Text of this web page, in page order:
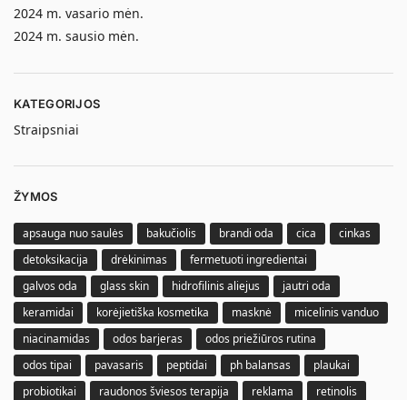
2024 m. vasario mėn.
2024 m. sausio mėn.
KATEGORIJOS
Straipsniai
ŽYMOS
apsauga nuo saulės bakučiolis brandi oda cica
cinkas
detoksikacija
drėkinimas
fermetuoti ingredientai
galvos oda
glass skin hidrofilinis aliejus
jautri oda
keramidai
korėjietiška kosmetika masknė
micelinis vanduo
niacinamidas
odos barjeras
odos priežiūros rutina
odos tipai
pavasaris peptidai ph balansas
plaukai
probiotikai
raudonos šviesos terapija reklama
retinolis